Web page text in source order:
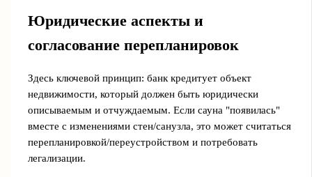
Юридические аспекты и
согласование перепланировок
Здесь ключевой принцип: банк кредитует объект
недвижимости, который должен быть юридически
описываемым и отчуждаемым. Если сауна "появилась"
вместе с изменениями стен/санузла, это может считаться
перепланировкой/переустройством и потребовать
легализации.